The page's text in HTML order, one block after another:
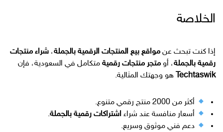
الخلاصة
إذا كنت تبحث عن مواقع بيع المنتجات الرقمية بالجملة، شراء منتجات
رقمية بالجملة، أو متجر منتجات رقمية متكامل في السعودية، فإن
Techtaswik هو وجهتك المثالية.
أكثر من 2000 منتج رقمي متنوع.
أسعار منافسة عند شراءاشتراكات رقمية بالجملة.
دعم فني موثوق وسريع.